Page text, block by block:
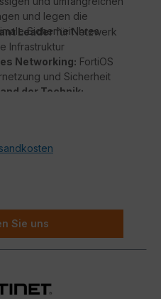
und legen die
Sicherheit Ihres
Leaderfür Netzwerk
Infrastruktur
Networking: FortiOS
und Sicherheit
der Technik:
Services
Firewall Techniken
Sie uns